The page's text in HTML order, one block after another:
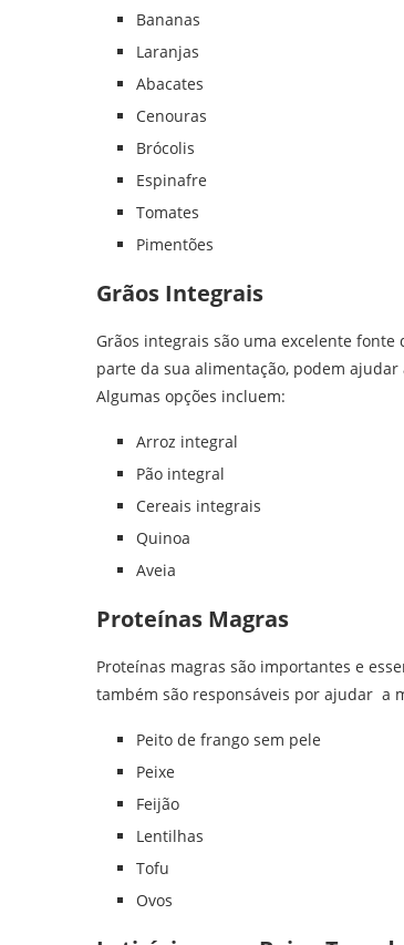
Bananas
Laranjas
Abacates
Cenouras
Brócolis
Espinafre
Tomates
Pimentões
Grãos Integrais
Grãos integrais são uma excelente
parte da sua alimentação, podem
Algumas opções incluem:
Arroz integral
Pão integral
Cereais integrais
Quinoa
Aveia
Proteínas Magras
Proteínas magras são importantes e
também são responsáveis por ajudar a
Peito de frango sem pele
Peixe
Feijão
Lentilhas
Tofu
Ovos